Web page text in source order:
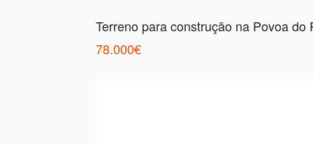
Terreno para construção na Povoa do
78.000€